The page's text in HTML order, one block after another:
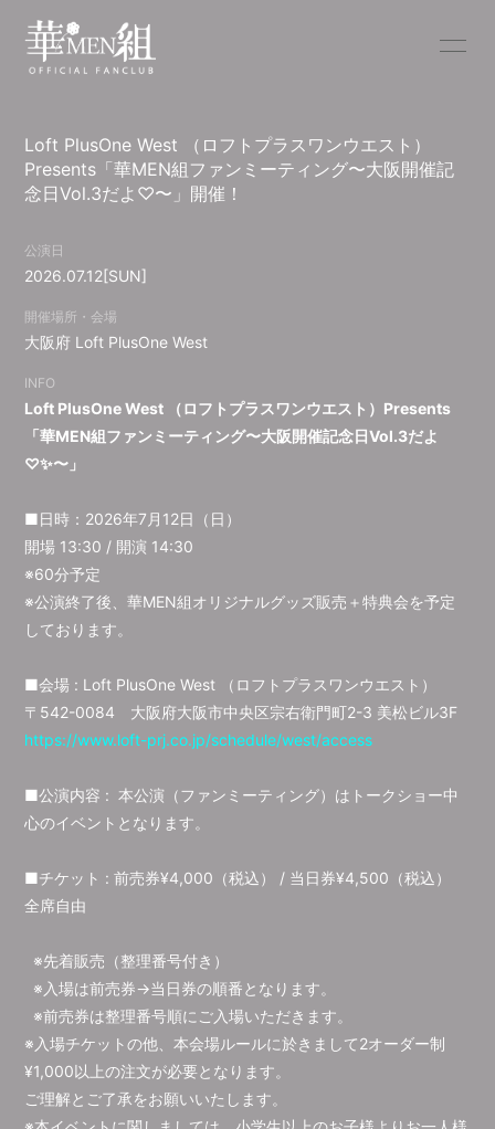
SCHEDULE PROFILE
BLOG
DISCOGRAPHY
無料会員登録 ログイン
Loft PlusOne West （ロフトプラスワンウエスト）
Presents「華MEN組ファンミーティング〜大阪開催記
念日Vol.3だよ♡〜」開催！
公演日
2026.07.12[SUN]
開催場所・会場
大阪府 Loft PlusOne West
INFO
Loft PlusOne West （ロフトプラスワンウエスト）Presents
「華MEN組ファンミーティング〜大阪開催記念日Vol.3だよ
♡✨〜」
■日時：2026年7月12日（日）
開場 13:30 / 開演 14:30
※60分予定
※公演終了後、華MEN組オリジナルグッズ販売＋特典会を予定
しております。
■会場 : Loft PlusOne West （ロフトプラスワンウエスト）
〒542-0084 大阪府大阪市中央区宗右衛門町2-3 美松ビル3F
https://www.loft-prj.co.jp/schedule/west/access
■公演内容 : 本公演（ファンミーティング）はトークショー中
心のイベントとなります。
■チケット : 前売券¥4,000（税込） / 当日券¥4,500（税込）
全席自由
※先着販売（整理番号付き）
※入場は前売券→当日券の順番となります。
※前売券は整理番号順にご入場いただきます。
※入場チケットの他、本会場ルールに於きまして2オーダー制
¥1,000以上の注文が必要となります。
ご理解とご了承をお願いいたします。